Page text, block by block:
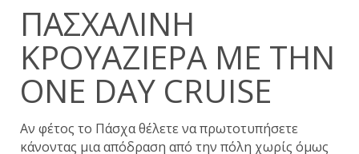
ΠΑΣΧΑΛΙΝΉ
ΚΡΟΥΑΖΙΈΡΑ ΜΕ ΤΗΝ
ONE DAY CRUISE
Αν φέτος το Πάσχα θέλετε να πρωτοτυπήσετε
κάνοντας μια απόδραση από την πόλη χωρίς όμως